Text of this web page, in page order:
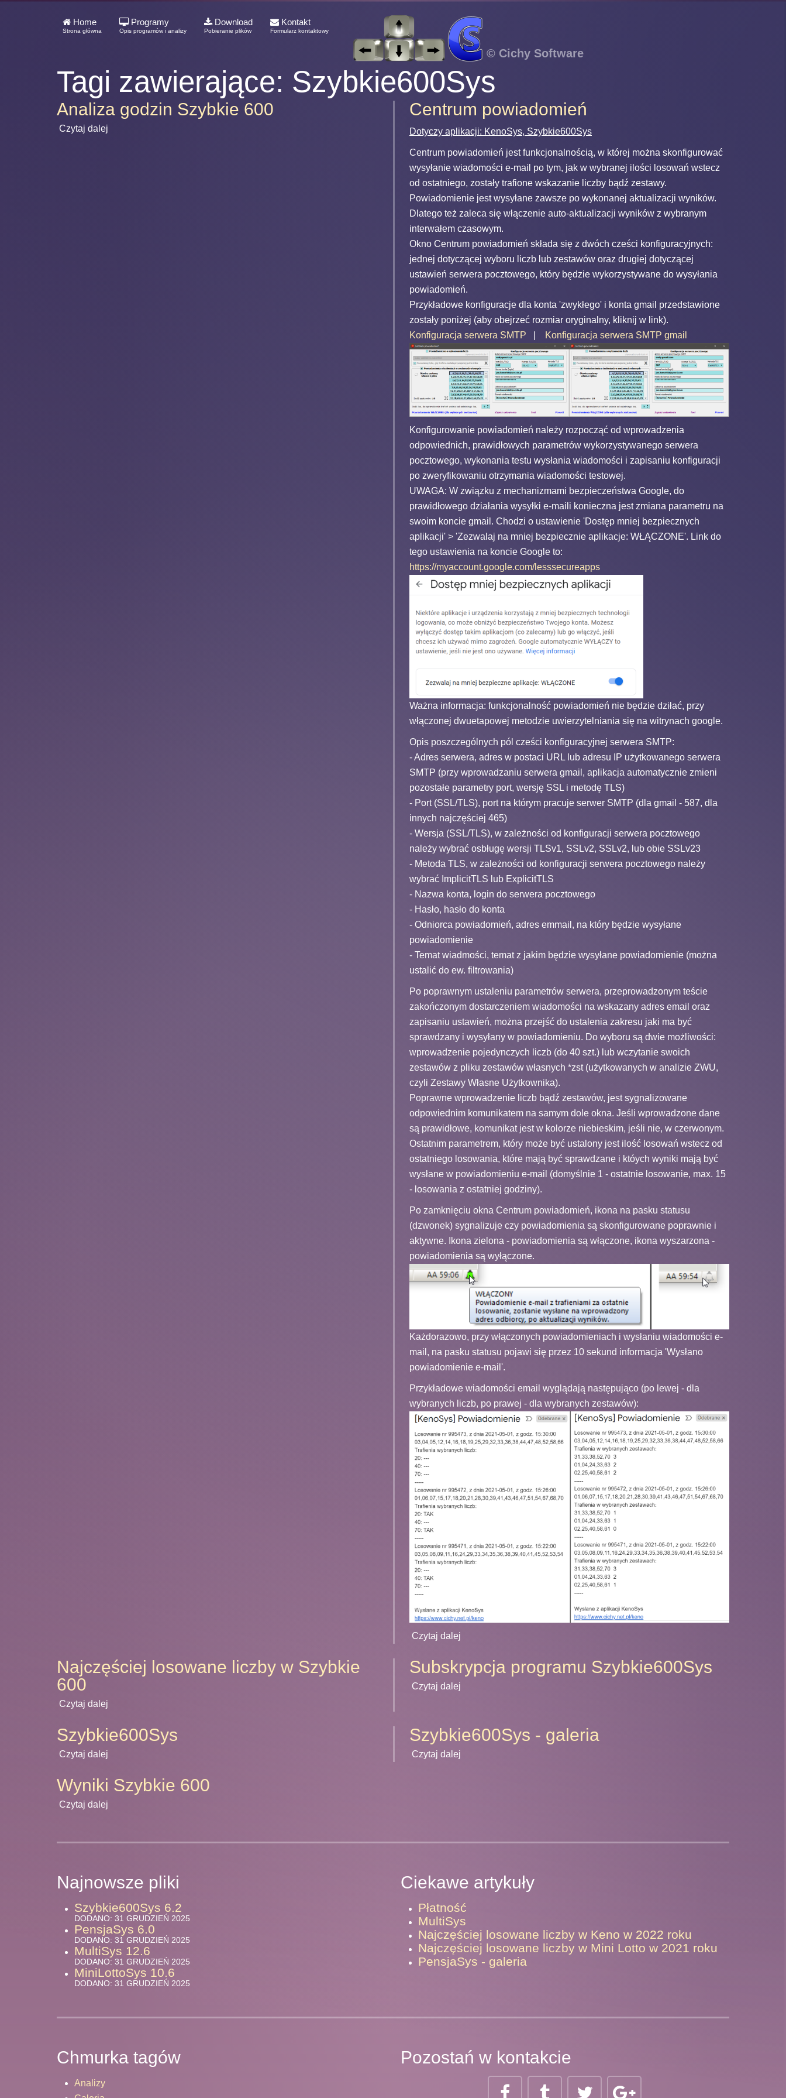
Home
Strona główna
Programy
Opis programów i analizy
Download
Pobieranie plików
Kontakt
Formularz kontaktowy
© Cichy Software
Tagi zawierające: Szybkie600Sys
Analiza godzin Szybkie 600
Czytaj dalej
Centrum powiadomień
Dotyczy aplikacji: KenoSys, Szybkie600Sys
Centrum powiadomień jest funkcjonalnością, w której można skonfigurować
wysyłanie wiadomości e-mail po tym, jak w wybranej ilości losowań wstecz
od ostatniego, zostały trafione wskazanie liczby bądź zestawy.
Powiadomienie jest wysyłane zawsze po wykonanej aktualizacji wyników.
Dlatego też zaleca się włączenie auto-aktualizacji wyników z wybranym
interwałem czasowym.
Okno Centrum powiadomień składa się z dwóch cześci konfiguracyjnych:
jednej dotyczącej wyboru liczb lub zestawów oraz drugiej dotyczącej
ustawień serwera pocztowego, który będzie wykorzystywane do wysyłania
powiadomień.
Przykładowe konfiguracje dla konta 'zwykłego' i konta gmail przedstawione
zostały poniżej (aby obejrzeć rozmiar oryginalny, kliknij w link).
Konfiguracja serwera SMTP
Konfiguracja serwera SMTP gmail
Konfigurowanie powiadomień należy rozpocząć od wprowadzenia
odpowiednich, prawidłowych parametrów wykorzystywanego serwera
pocztowego, wykonania testu wysłania wiadomości i zapisaniu konfiguracji
po zweryfikowaniu otrzymania wiadomości testowej.
UWAGA: W związku z mechanizmami bezpieczeństwa Google, do
prawidłowego działania wysyłki e-maili konieczna jest zmiana parametru na
swoim koncie gmail. Chodzi o ustawienie 'Dostęp mniej bezpiecznych
aplikacji' > 'Zezwalaj na mniej bezpiecznie aplikacje: WŁĄCZONE'. Link do
tego ustawienia na koncie Google to:
https://myaccount.google.com/lesssecureapps
Ważna informacja: funkcjonalność powiadomień nie będzie dziłać, przy
włączonej dwuetapowej metodzie uwierzytelniania się na witrynach google.
Opis poszczególnych pól cześci konfiguracyjnej serwera SMTP:
- Adres serwera, adres w postaci URL lub adresu IP użytkowanego serwera
SMTP (przy wprowadzaniu serwera gmail, aplikacja automatycznie zmieni
pozostałe parametry port, wersję SSL i metodę TLS)
- Port (SSL/TLS), port na którym pracuje serwer SMTP (dla gmail - 587, dla
innych najczęściej 465)
- Wersja (SSL/TLS), w zależności od konfiguracji serwera pocztowego
należy wybrać osbługę wersji TLSv1, SSLv2, SSLv2, lub obie SSLv23
- Metoda TLS, w zależności od konfiguracji serwera pocztowego należy
wybrać ImplicitTLS lub ExplicitTLS
- Nazwa konta, login do serwera pocztowego
- Hasło, hasło do konta
- Odniorca powiadomień, adres emmail, na który będzie wysyłane
powiadomienie
- Temat wiadmości, temat z jakim będzie wysyłane powiadomienie (można
ustalić do ew. filtrowania)
Po poprawnym ustaleniu parametrów serwera, przeprowadzonym teście
zakończonym dostarczeniem wiadomości na wskazany adres email oraz
zapisaniu ustawień, można przejść do ustalenia zakresu jaki ma być
sprawdzany i wysyłany w powiadomieniu. Do wyboru są dwie możliwości:
wprowadzenie pojedynczych liczb (do 40 szt.) lub wczytanie swoich
zestawów z pliku zestawów własnych *zst (użytkowanych w analizie ZWU,
czyli Zestawy Własne Użytkownika).
Poprawne wprowadzenie liczb bądź zestawów, jest sygnalizowane
odpowiednim komunikatem na samym dole okna. Jeśli wprowadzone dane
są prawidłowe, komunikat jest w kolorze niebieskim, jeśli nie, w czerwonym.
Ostatnim parametrem, który może być ustalony jest ilość losowań wstecz od
ostatniego losowania, które mają być sprawdzane i któych wyniki mają być
wysłane w powiadomieniu e-mail (domyślnie 1 - ostatnie losowanie, max. 15
- losowania z ostatniej godziny).
Po zamknięciu okna Centrum powiadomień, ikona na pasku statusu
(dzwonek) sygnalizuje czy powiadomienia są skonfigurowane poprawnie i
aktywne. Ikona zielona - powiadomienia są włączone, ikona wyszarzona -
powiadomienia są wyłączone.
Każdorazowo, przy włączonych powiadomieniach i wysłaniu wiadomości e-
mail, na pasku statusu pojawi się przez 10 sekund informacja 'Wysłano
powiadomienie e-mail'.
Przykładowe wiadomości email wyglądają następująco (po lewej - dla
wybranych liczb, po prawej - dla wybranych zestawów):
Czytaj dalej
Najczęściej losowane liczby w Szybkie
600
Czytaj dalej
Subskrypcja programu Szybkie600Sys
Czytaj dalej
Szybkie600Sys
Czytaj dalej
Szybkie600Sys - galeria
Czytaj dalej
Wyniki Szybkie 600
Czytaj dalej
Najnowsze pliki
Szybkie600Sys 6.2
DODANO: 31 GRUDZIEŃ 2025
PensjaSys 6.0
DODANO: 31 GRUDZIEŃ 2025
MultiSys 12.6
DODANO: 31 GRUDZIEŃ 2025
MiniLottoSys 10.6
DODANO: 31 GRUDZIEŃ 2025
Ciekawe artykuły
Płatność
MultiSys
Najczęściej losowane liczby w Keno w 2022 roku
Najczęściej losowane liczby w Mini Lotto w 2021 roku
PensjaSys - galeria
Chmurka tagów
Analizy
Pozostań w kontakcie